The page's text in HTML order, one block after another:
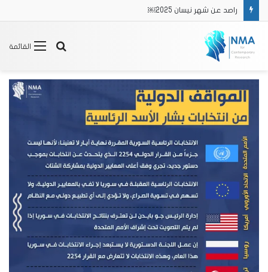
راصد عن شهر نيسان 2025￼
القائمة
بحث